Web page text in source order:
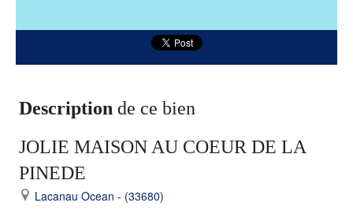
Description de ce bien
JOLIE MAISON AU COEUR DE LA
PINEDE
Lacanau Ocean - (33680)